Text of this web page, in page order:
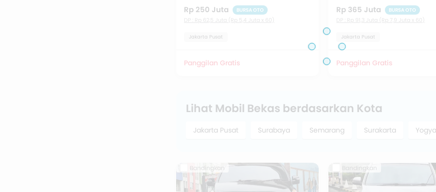
Rp 250 Juta BURSA OTO
DP : Rp 62,5 Juta (Rp 5,4 Juta x 60)
Jakarta Pusat
Panggilan Gratis
Rp 365 Juta BURSA OTO
DP : Rp 91,3 Juta (Rp 7,9 Juta x 60)
Jakarta Pusat
Panggilan Gratis
Lihat Mobil Bekas berdasarkan Kota
Jakarta Pusat Surabaya Semarang Surakarta
Bandingkan Bandingkan